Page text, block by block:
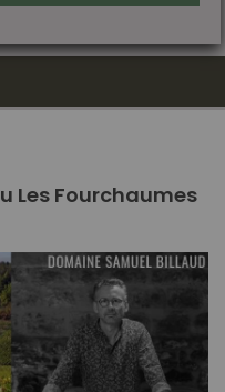
Les Fourchaumes